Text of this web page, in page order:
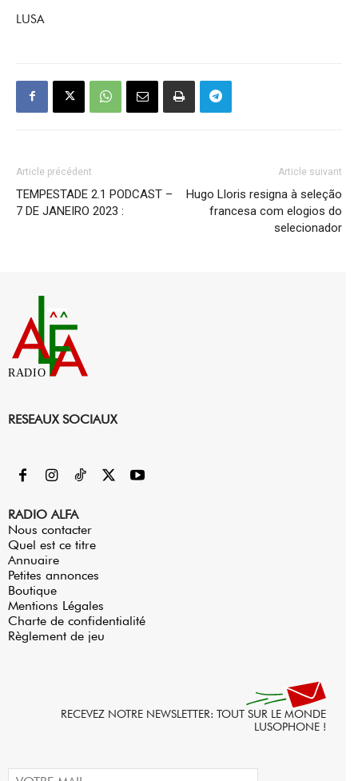
LUSA
Article précédent
TEMPESTADE 2.1 PODCAST –
7 DE JANEIRO 2023 :
Article suivant
Hugo Lloris resigna à seleção
francesa com elogios do
selecionador
RADIO
RESEAUX SOCIAUX
RADIO ALFA
Nous contacter
Quel est ce titre
Annuaire
Petites annonces
Boutique
Mentions Légales
Charte de confidentialité
Règlement de jeu
RECEVEZ NOTRE NEWSLETTER: TOUT SUR LE MONDE
LUSOPHONE !